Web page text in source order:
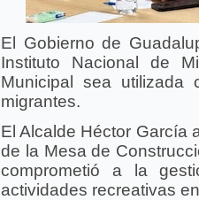
El Gobierno de
Instituto Nacional de
Municipal sea
migrantes.
El Alcalde Héctor García
de la Mesa de
comprometió a la
actividades recreativas